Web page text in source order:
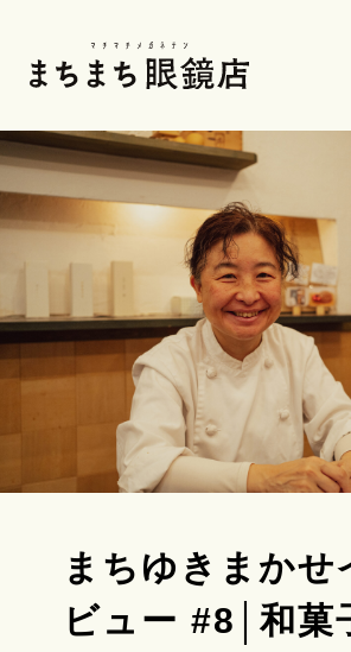
まちゆきまかせ
ビュー #8│和菓